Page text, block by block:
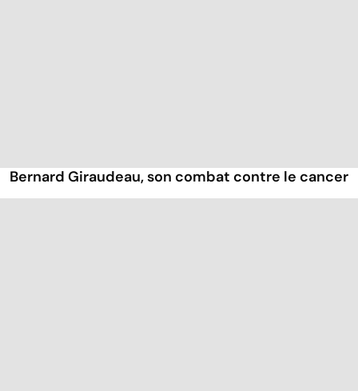
Bernard Giraudeau, son combat contre le cancer